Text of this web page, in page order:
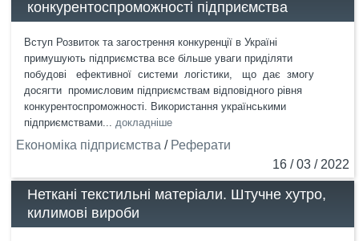
конкурентоспроможності підприємства
Вступ Розвиток та загострення конкуренції в Україні
примушують підприємства все більше уваги приділяти
побудові ефективної системи логістики, що дає змогу
досягти промисловим підприємствам відповідного рівня
конкурентоспроможності. Використання українськими
підприємствами... докладніше
Економіка підприємства / Реферати
16 / 03 / 2022
Неткані текстильні матеріали. Штучне хутро,
килимові вироби